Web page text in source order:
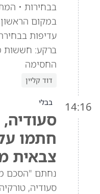
בבחירות •
במקום
עדיפות
ברקע: חששות
החסימה
דוד קליין
14:16 בבלי
חתמו
צבאית
נחתם "הסכם
סעודיה,